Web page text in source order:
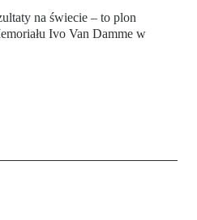
na świecie – to plon
Ivo Van Damme w